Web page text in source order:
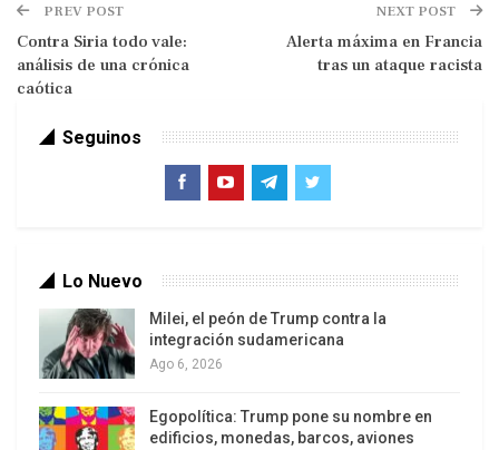
fundarlo.
Esto lo podríamos ampliar con los datos que
arrojó una reciente investigación hecha en algún
país centroamericano: consultados varios cientos
de jóvenes en relación a qué conducta seguirían si
PREV POST
Contra Siria todo vale:
análisis de una crónica
caótica
NEXT POST
Alerta máxima en Francia
tras un ataque racista
Seguinos
Lo Nuevo
Milei, el peón de Trump contra la
integración sudamericana
Ago 6, 2026
Egopolítica: Trump pone su nombre en
edificios, monedas, barcos, aviones